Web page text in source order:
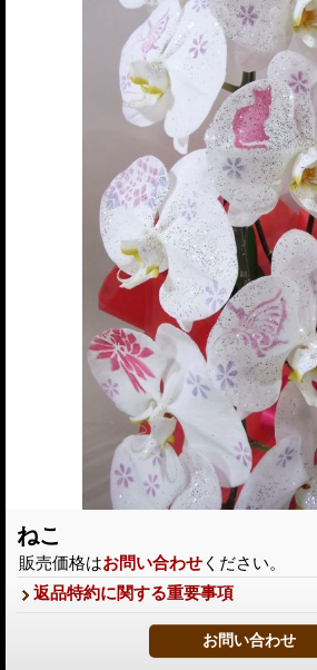
ねこ
販売価格はお問い合わせ ください。
返品特約に関する重要事項